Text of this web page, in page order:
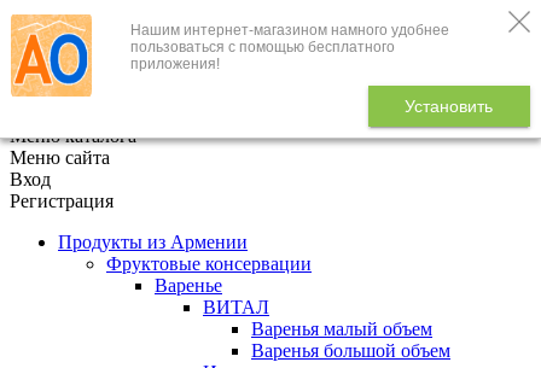
Нашим интернет-магазином намного удобнее
пользоваться с помощью бесплатного
приложения!
Установить
+7 (495) 646-888-1
В корзине
Меню каталога
Меню сайта
Вход
Регистрация
Продукты из Армении
Фруктовые консервации
Варенье
ВИТАЛ
Варенья малый объем
Варенья большой объем